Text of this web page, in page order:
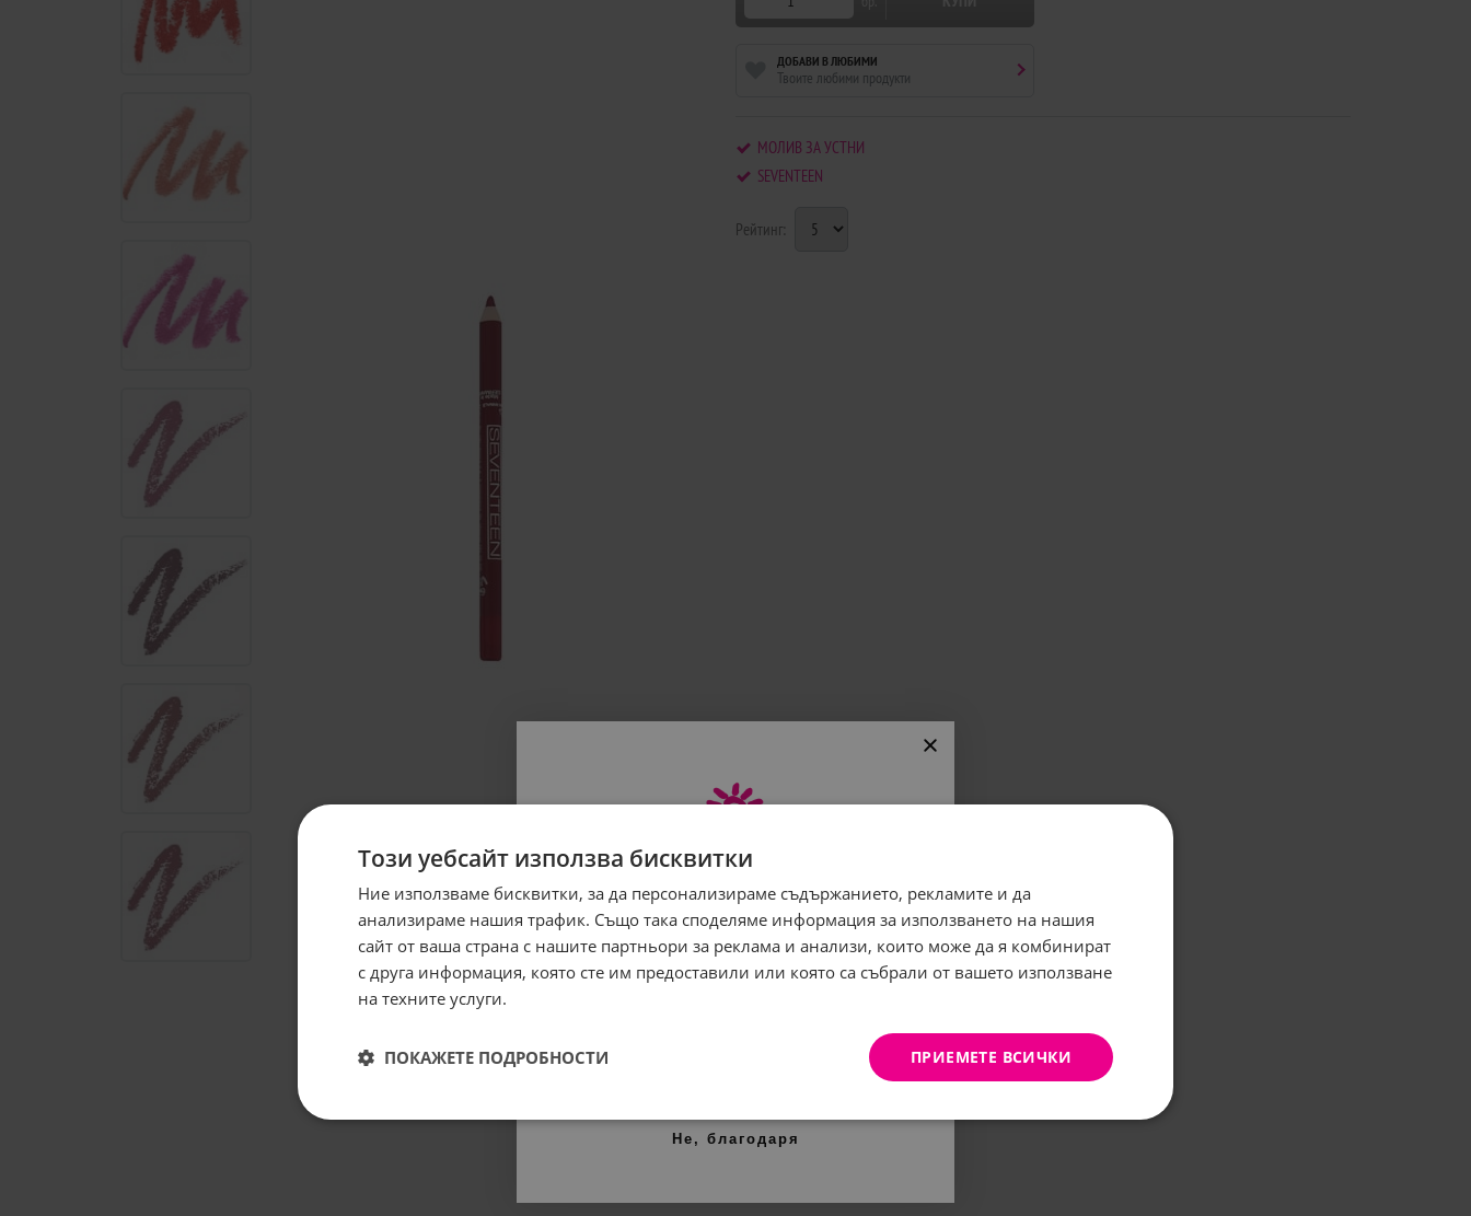
ДОБАВИ В ЛЮБИМИ
Твоите любими продукти
МОЛИВ ЗА УСТНИ
SEVENTEEN
Рейтинг:
Този уебсайт използва бисквитки
Ние използваме бисквитки, за да персонализираме съдържанието, рекламите и да
анализираме нашия трафик. Също така споделяме информация за използването на нашия
сайт от ваша страна с нашите партньори за реклама и анализи, които може да я комбинират
с друга информация, която сте им предоставили или която са събрали от вашето използване
на техните услуги.
ПРИЕМЕТЕ ВСИЧКИ
ПОКАЖЕТЕ ПОДРОБНОСТИ
Абонирайте се за бюлетина
и грабнете-5%отстъпка!
Имейл:
Не, благодаря